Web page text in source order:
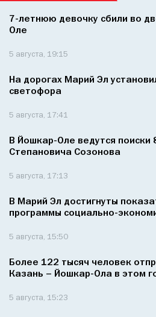
7-летнюю девочку сбили во
Оле
5 августа, 19:15
На дорогах Марий Эл
светофора
5 августа, 17:41
В Йошкар-Оле ведутся поиски
Степановича Созонова
5 августа, 17:13
В Марий Эл достигнуты
программы
5 августа, 15:50
Более 122 тысяч человек
Казань – Йошкар-Ола в этом
5 августа, 15:23